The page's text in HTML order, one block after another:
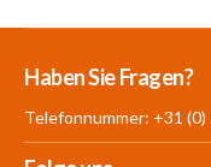
Mehr als 30.000
Haben Sie Fragen?
Telefonnummer: +31 (0)